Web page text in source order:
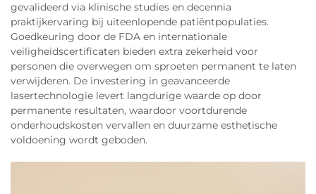
gevalideerd via klinische studies en decennia
praktijkervaring bij uiteenlopende patiëntpopulaties.
Goedkeuring door de FDA en internationale
veiligheidscertificaten bieden extra zekerheid voor
personen die overwegen om sproeten permanent te laten
verwijderen. De investering in geavanceerde
lasertechnologie levert langdurige waarde op door
permanente resultaten, waardoor voortdurende
onderhoudskosten vervallen en duurzame esthetische
voldoening wordt geboden.